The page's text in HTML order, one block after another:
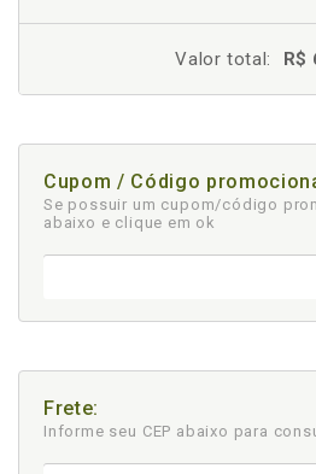
Valor total: R$
Cupom / Código
Se possuir um cupom/código
abaixo e clique em ok
Frete:
Informe seu CEP abaixo para